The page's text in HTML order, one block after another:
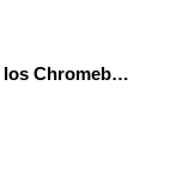
Dale una oportunidad a los Chromebooks y utiliza un proyector para realizar talleres si no tienes pantallas táctiles